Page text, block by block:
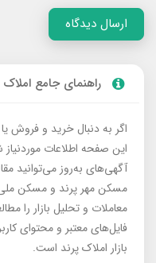
ارسال دیدگاه
راهنمای جامع املاک
اگر به دنبال خرید و فروش
این صفحه اطلاعات موردنیاز
آگهی‌های به‌روز می‌توانید
مسکن مهر پرند و مسکن ملی
معاملات و تحلیل بازار را
فایل‌های معتبر و محتوای
بازار املاک پرند است.